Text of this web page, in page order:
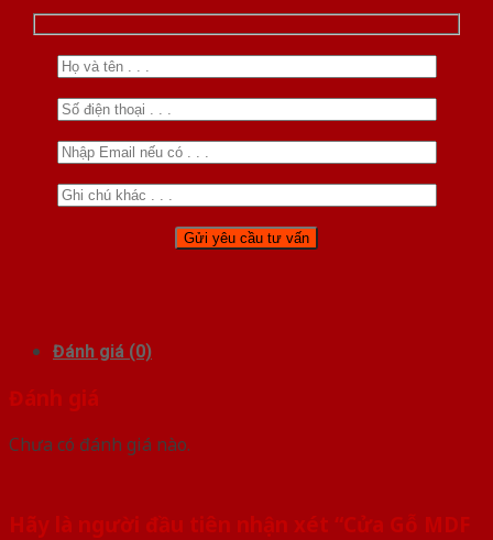
Đánh giá (0)
Đánh giá
Chưa có đánh giá nào.
Hãy là người đầu tiên nhận xét “Cửa Gỗ MDF